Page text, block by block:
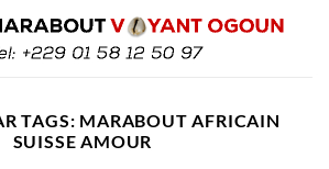
TAGS: MARABOUT AFRICAIN
SUISSE AMOUR